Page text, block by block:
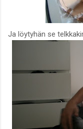
Ja löytyhän se